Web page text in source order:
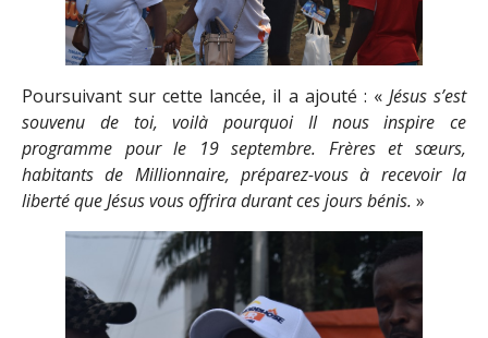
Poursuivant sur cette lancée, il a ajouté : « Jésus s’est
souvenu de toi, voilà pourquoi Il nous inspire ce
programme pour le 19 septembre. Frères et sœurs,
habitants de Millionnaire, préparez-vous à recevoir la
liberté que Jésus vous offrira durant ces jours bénis. »